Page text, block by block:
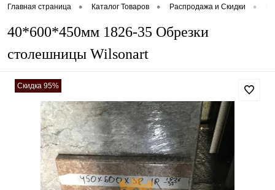
Главная страница • Каталог Товаров • Распродажа и Скидки •
40*600*450мм 1826-35 Обрезки
столешницы Wilsonart
Скидка 95%